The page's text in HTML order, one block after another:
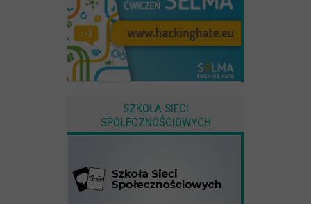
SZKOŁA SIECI
SPOŁECZNOŚCIOWYCH